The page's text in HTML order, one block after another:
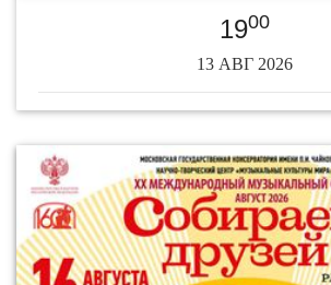
1900
13 АВГ 2026